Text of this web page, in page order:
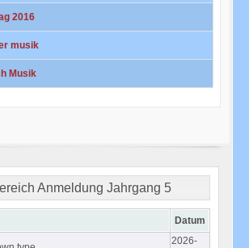
2016
musik
Musik
Anmeldung Jahrgang 5
Datum
2026-